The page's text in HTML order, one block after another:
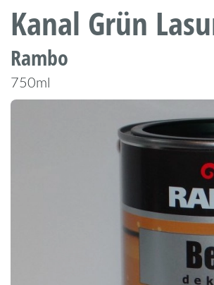
Kanal Grün
Rambo
750ml